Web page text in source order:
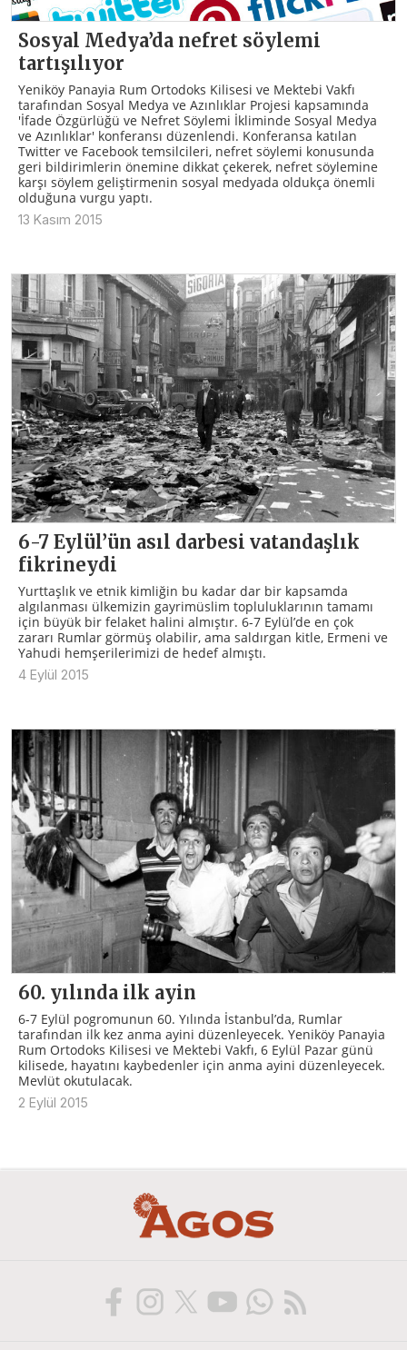
Sosyal Medya’da nefret söylemi
tartışılıyor
Yeniköy Panayia Rum Ortodoks Kilisesi ve Mektebi Vakfı
tarafından Sosyal Medya ve Azınlıklar Projesi kapsamında
'İfade Özgürlüğü ve Nefret Söylemi İkliminde Sosyal Medya
ve Azınlıklar' konferansı düzenlendi. Konferansa katılan
Twitter ve Facebook temsilcileri, nefret söylemi konusunda
geri bildirimlerin önemine dikkat çekerek, nefret söylemine
karşı söylem geliştirmenin sosyal medyada oldukça önemli
olduğuna vurgu yaptı.
13 Kasım 2015
6-7 Eylül’ün asıl darbesi vatandaşlık
fikrineydi
Yurttaşlık ve etnik kimliğin bu kadar dar bir kapsamda
algılanması ülkemizin gayrimüslim topluluklarının tamamı
için büyük bir felaket halini almıştır. 6-7 Eylül’de en çok
zararı Rumlar görmüş olabilir, ama saldırgan kitle, Ermeni ve
Yahudi hemşerilerimizi de hedef almıştı.
4 Eylül 2015
60. yılında ilk ayin
6-7 Eylül pogromunun 60. Yılında İstanbul’da, Rumlar
tarafından ilk kez anma ayini düzenleyecek. Yeniköy Panayia
Rum Ortodoks Kilisesi ve Mektebi Vakfı, 6 Eylül Pazar günü
kilisede, hayatını kaybedenler için anma ayini düzenleyecek.
Mevlüt okutulacak.
2 Eylül 2015